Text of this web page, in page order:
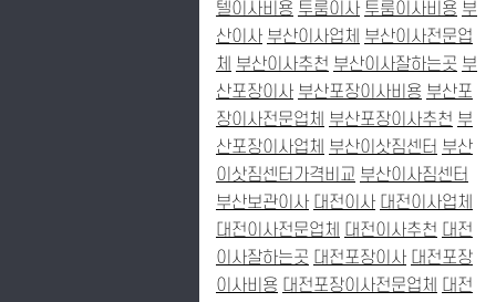
텔이사비용 투룸이사 투룸이사비용 부
산이사 부산이사업체 부산이사전문업
체 부산이사추천 부산이사잘하는곳 부
산포장이사 부산포장이사비용 부산포
장이사전문업체 부산포장이사추천 부
산포장이사업체 부산이삿짐센터 부산
이삿짐센터가격비교 부산이사짐센터
부산보관이사 대전이사 대전이사업체
대전이사전문업체
대전이사추천 대전
이사잘하는곳 대전포장이사 대전포장
이사비용 대전포장이사전문업체
대전